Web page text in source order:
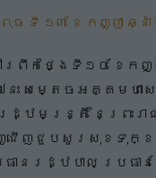
ពុធ ទី ១៣ ខែ កញ្ញា ឆ្ន
ព្រឹកថ្ងៃទី១០ ខែកញ្
ះ សម្តេចអគ្គមហាសេ
ដ្ឋមន្រ្តី នៃព្រះរាជ
ជើញជួបសួរសុខទុក្ខសំ
ានរដ្ឋបាល ប្រធាន